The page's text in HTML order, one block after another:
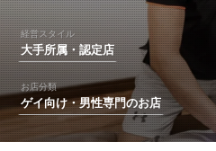
大手所属・認定店
ゲイ向け・男性専門のお店